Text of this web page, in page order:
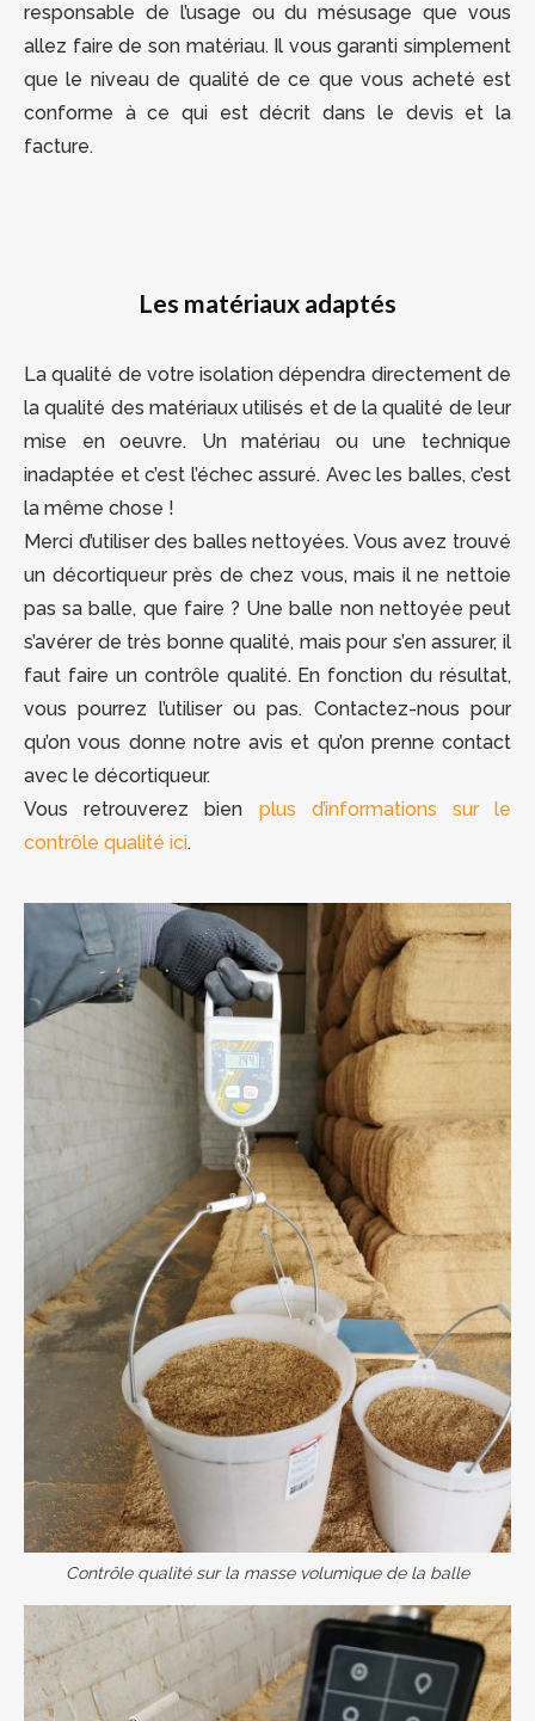
responsable de l’usage ou du mésusage que vous
allez faire de son matériau. Il vous garanti simplement
que le niveau de qualité de ce que vous acheté est
conforme à ce qui est décrit dans le devis et la
facture.
Les matériaux adaptés
La qualité de votre isolation dépendra directement de
la qualité des matériaux utilisés et de la qualité de leur
mise en oeuvre. Un matériau ou une technique
inadaptée et c’est l’échec assuré. Avec les balles, c’est
la même chose !
Merci d’utiliser des balles nettoyées. Vous avez trouvé
un décortiqueur près de chez vous, mais il ne nettoie
pas sa balle, que faire ? Une balle non nettoyée peut
s’avérer de très bonne qualité, mais pour s’en assurer, il
faut faire un contrôle qualité. En fonction du résultat,
vous pourrez l’utiliser ou pas. Contactez-nous pour
qu’on vous donne notre avis et qu’on prenne contact
avec le décortiqueur.
Vous retrouverez bien plus d’informations sur le
contrôle qualité ici.
Contrôle qualité sur la masse volumique de la balle